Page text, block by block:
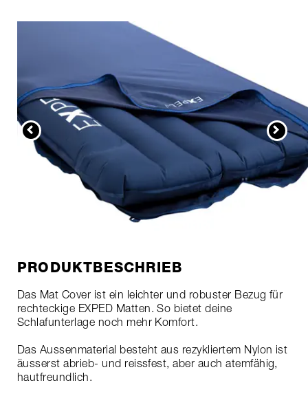
PRODUKTBESCHRIEB
Das Mat Cover ist ein leichter und robuster Bezug für
rechteckige EXPED Matten. So bietet deine
Schlafunterlage noch mehr Komfort.
Das Aussenmaterial besteht aus rezykliertem Nylon ist
äusserst abrieb- und reissfest, aber auch atemfähig,
hautfreundlich.